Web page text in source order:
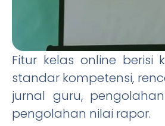
Fitur kelas online
standar kompetensi,
jurnal guru,
pengolahan nilai rapor.